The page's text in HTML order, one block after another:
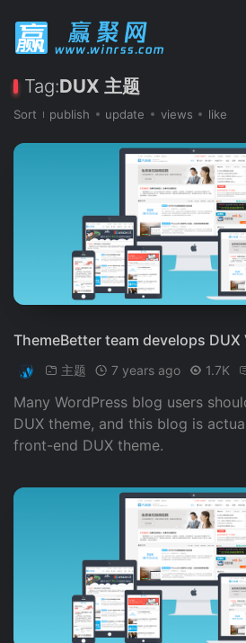
Tag:DUX 主题
Sort publish update views like
ThemeBetter team develops DUX
主题 7 years ago 1.7K
Many WordPress blog users
DUX theme, and this blog is
front-end DUX theme.